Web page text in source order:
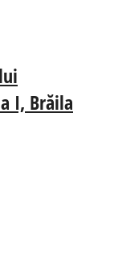
I, Brăila